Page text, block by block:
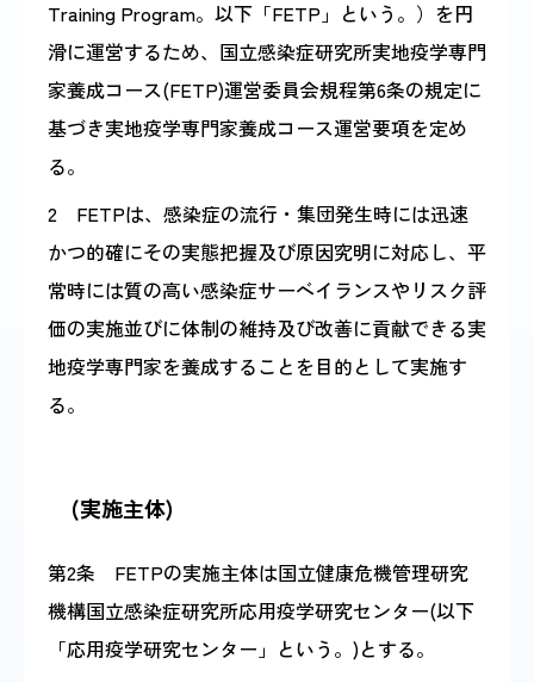
Training Program。以下「FETP」という。）を円
滑に運営するため、国立感染症研究所実地疫学専門
家養成コース(FETP)運営委員会規程第6条の規定に
基づき実地疫学専門家養成コース運営要項を定め
る。
2 FETPは、感染症の流行・集団発生時には迅速
かつ的確にその実態把握及び原因究明に対応し、平
常時には質の高い感染症サーベイランスやリスク評
価の実施並びに体制の維持及び改善に貢献できる実
地疫学専門家を養成することを目的として実施す
る。
(実施主体)
第2条 FETPの実施主体は国立健康危機管理研究
機構国立感染症研究所応用疫学研究センター(以下
「応用疫学研究センター」という。)とする。